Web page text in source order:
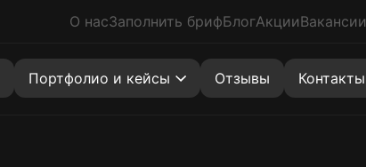
О насЗаполнить брифБлогАкцииВакансии
Портфолио и кейсы Отзывы Контакты
персональных данных